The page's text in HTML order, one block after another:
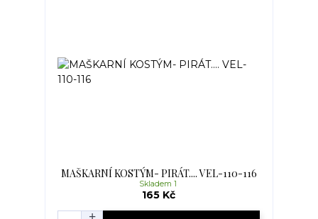
MAŠKARNÍ KOSTÝM- PIRÁT.... VEL-110-116
165 Kč
Skladem 1